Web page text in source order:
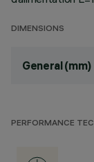
DIMENSIONS
General (mm)
PERFORMANCE